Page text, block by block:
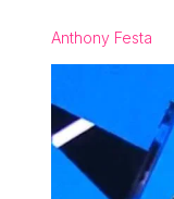
Anthony Festa